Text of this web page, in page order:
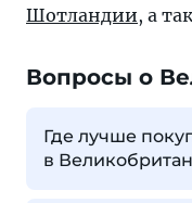
Шотландии, а
Вопросы о
Где лучше
в